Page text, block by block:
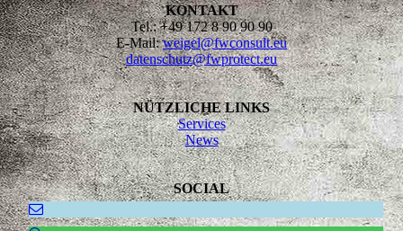
KONTAKT
Tel.: +49 172 8 90 90 90
E-Mail:weigel@fwconsult.eu
datenschutz@fwprotect.eu
NÜTZLICHE LINKS
Services
News
SOCIAL